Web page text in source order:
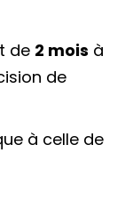
de 2 mois à
de
à celle de